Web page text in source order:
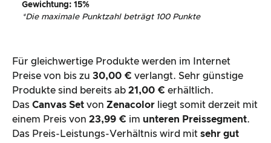
Gewichtung: 15%
*Die maximale Punktzahl beträgt 100 Punkte
Für gleichwertige Produkte werden im Internet
Preise von bis zu 30,00 € verlangt. Sehr günstige
Produkte sind bereits ab 21,00 € erhältlich.
Das Canvas Set von Zenacolor liegt somit derzeit mit
einem Preis von 23,99 € im unteren Preissegment.
Das Preis-Leistungs-Verhältnis wird mit sehr gut